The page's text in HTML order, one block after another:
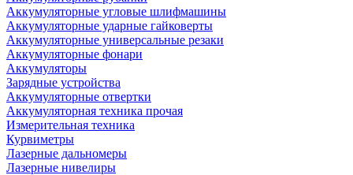
Аккумуляторные угловые шлифмашины
Аккумуляторные ударные гайковерты
Аккумуляторные универсальные резаки
Аккумуляторные фонари
Аккумуляторы
Зарядные устройства
Аккумуляторные отвертки
Аккумуляторная техника прочая
Измерительная техника
Курвиметры
Лазерные дальномеры
Лазерные нивелиры